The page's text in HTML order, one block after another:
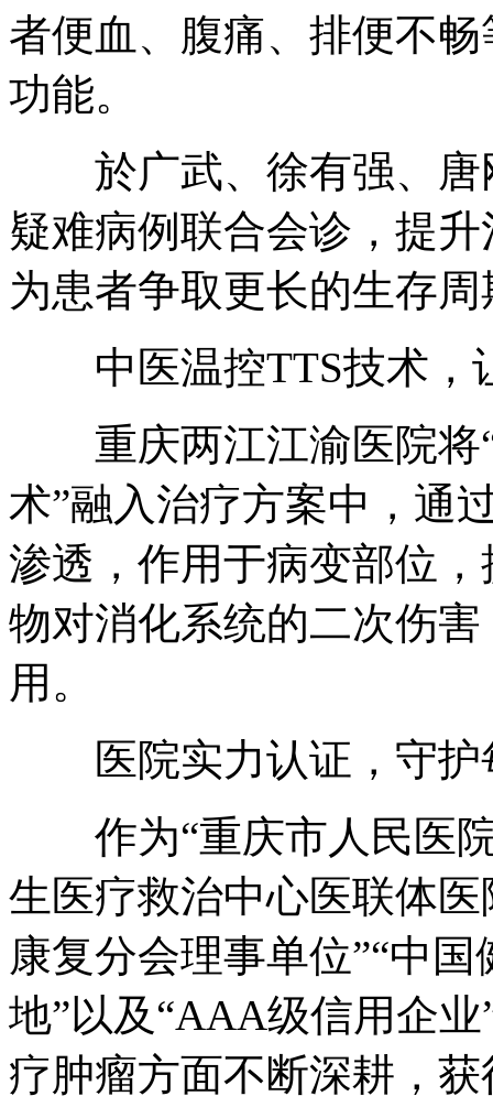
者便血、腹痛、排便不
功能。
於广武、徐有强、唐
疑难病例联合会诊，提
为患者争取更长的生存
中医温控TTS技术，
重庆两江江渝医院将“
术”融入治疗方案中，通
渗透，作用于病变部位
物对消化系统的二次伤
用。
医院实力认证，守护
作为“重庆市人民医院
生医疗救治中心医联体
康复分会理事单位”“中
地”以及“AAA级信用企
疗肿瘤方面不断深耕，